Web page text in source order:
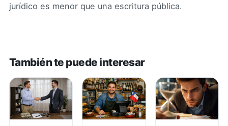
jurídico es menor que una escritura pública.
También te puede interesar